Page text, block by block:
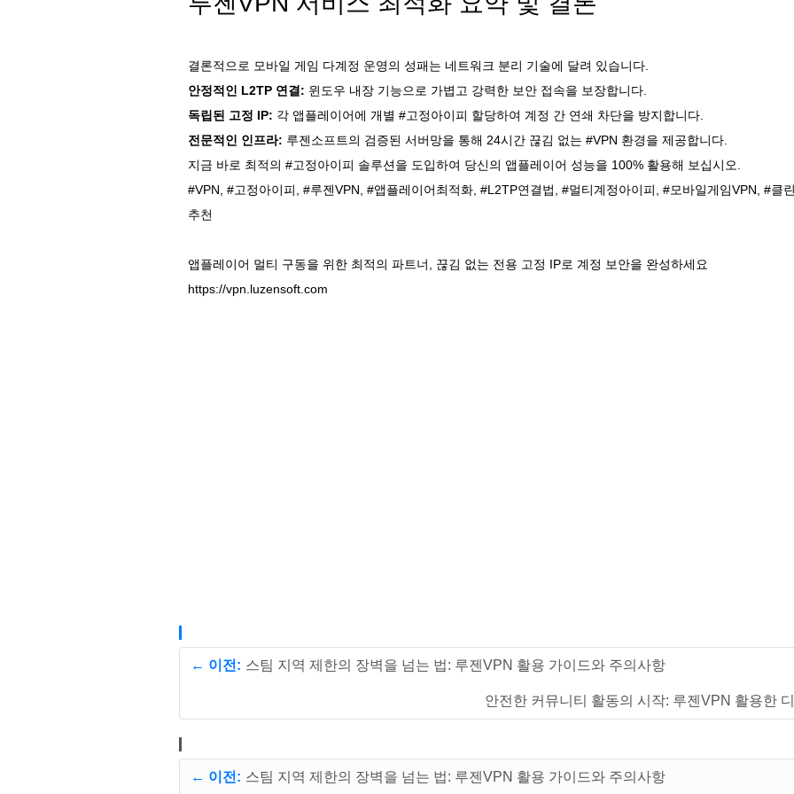
결론적으로 모바일 게임 다계정 운영의 성패는 네트워크 분리 기술에 달려 있습니다.
안정적인 L2TP 연결: 윈도우 내장 기능으로 가볍고 강력한 보안 접속을 보장합니다.
독립된 고정 IP: 각 앱플레이어에 개별 #고정아이피 할당하여 계정 간 연쇄 차단을 방지합니다.
전문적인 인프라: 루젠소프트의 검증된 서버망을 통해 24시간 끊김 없는 #VPN 환경을 제공합니다.
지금 바로 최적의 #고정아이피 솔루션을 도입하여 당신의 앱플레이어 성능을 100% 활용해 보십시오.
#VPN, #고정아이피, #루젠VPN, #앱플레이어최적화, #L2TP연결법, #멀티계정아이피, #모바일게임VPN, #클
추천
앱플레이어 멀티 구동을 위한 최적의 파트너, 끊김 없는 전용 고정 IP로 계정 보안을 완성하세요
https://vpn.luzensoft.com
← 이전: 스팀 지역 제한의 장벽을 넘는 법: 루젠VPN 활용 가이드와 주의사항
안전한 커뮤니티 활동의 시작: 루젠VPN 활용한
← 이전: 스팀 지역 제한의 장벽을 넘는 법: 루젠VPN 활용 가이드와 주의사항